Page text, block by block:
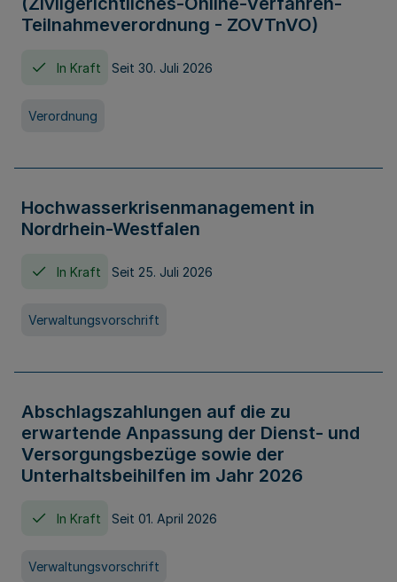
Teilnahmeverordnung - ZOVTnVO)
In Kraft Seit 30. Juli 2026
Verordnung
Hochwasserkrisenmanagement in
Nordrhein-Westfalen
In Kraft Seit 25. Juli 2026
Verwaltungsvorschrift
Abschlagszahlungen auf die zu
erwartende Anpassung der Dienst- und
Versorgungsbezüge sowie der
Unterhaltsbeihilfen im Jahr 2026
In Kraft Seit 01. April 2026
Verwaltungsvorschrift